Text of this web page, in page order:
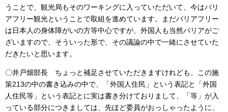
うことで、観光局もそのワーキングに入っていただいて、今はバリ
アフリー観光ということで取組を進めています。まだバリアフリー
は日本人の身体障がいの方等中心ですが、外国人も当然バリアがご
ざいますので、そういった形で、その議論の中で一緒にさせていた
だきたいと思います。
〇井戸畑部長 ちょっと補足させていただきますけれども、この施
策213の中の書き込みの中で、「外国人住民」という表記と「外国
人住民等」という表記とに実は書き分けておりまして、「等」が入
っている部分につきましては、先ほど委員がおっしゃったように、